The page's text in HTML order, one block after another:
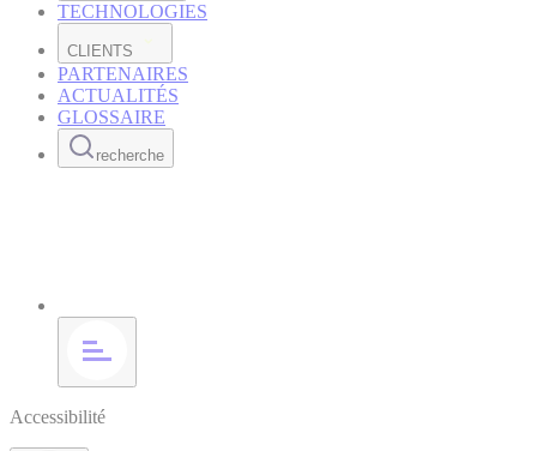
TECHNOLOGIES
CLIENTS
PARTENAIRES
ACTUALITÉS
GLOSSAIRE
recherche
Accessibilité